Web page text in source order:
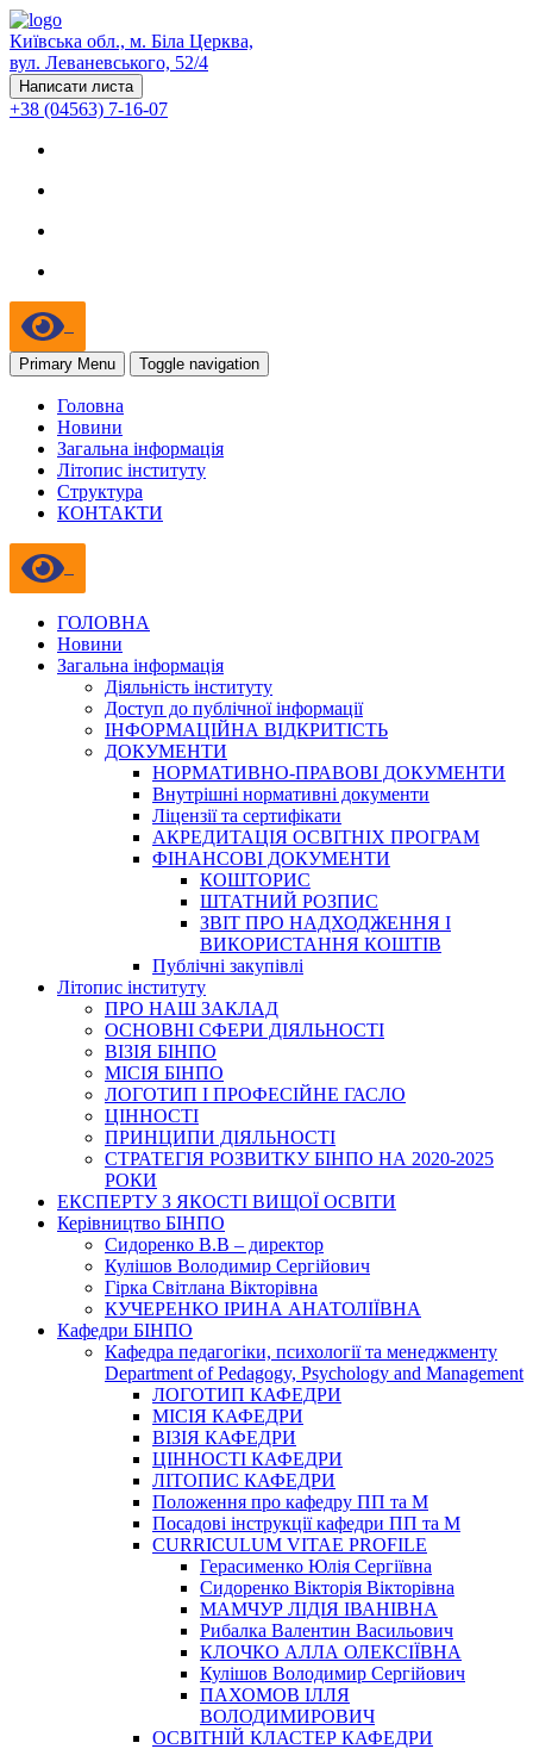
Київська обл., м. Біла Церква,
вул. Леваневського, 52/4
Написати листа
+38 (04563) 7-16-07
Primary Menu Toggle navigation
Головна
Новини
Загальна інформація
Літопис інституту
Структура
КОНТАКТИ
ГОЛОВНА
Новини
Загальна інформація
Діяльність інституту
Доступ до публічної інформації
ІНФОРМАЦІЙНА ВІДКРИТІСТЬ
ДОКУМЕНТИ
НОРМАТИВНО-ПРАВОВІ ДОКУМЕНТИ
Внутрішні нормативні документи
Ліцензії та сертифікати
АКРЕДИТАЦІЯ ОСВІТНІХ ПРОГРАМ
ФІНАНСОВІ ДОКУМЕНТИ
КОШТОРИС
ШТАТНИЙ РОЗПИС
ЗВІТ ПРО НАДХОДЖЕННЯ І
ВИКОРИСТАННЯ КОШТІВ
Публічні закупівлі
Літопис інституту
ПРО НАШ ЗАКЛАД
ОСНОВНІ СФЕРИ ДІЯЛЬНОСТІ
ВІЗІЯ БІНПО
МІСІЯ БІНПО
ЛОГОТИП І ПРОФЕСІЙНЕ ГАСЛО
ЦІННОСТІ
ПРИНЦИПИ ДІЯЛЬНОСТІ
СТРАТЕГІЯ РОЗВИТКУ БІНПО НА 2020-2025
РОКИ
ЕКСПЕРТУ З ЯКОСТІ ВИЩОЇ ОСВІТИ
Керівництво БІНПО
Сидоренко В.В – директор
Кулішов Володимир Сергійович
Гірка Світлана Вікторівна
КУЧЕРЕНКО ІРИНА АНАТОЛІЇВНА
Кафедри БІНПО
Кафедра педагогіки, психології та менеджменту
Department of Pedagogy, Psychology and Management
ЛОГОТИП КАФЕДРИ
МІСІЯ КАФЕДРИ
ВІЗІЯ КАФЕДРИ
ЦІННОСТІ КАФЕДРИ
ЛІТОПИС КАФЕДРИ
Положення про кафедру ПП та М
Посадові інструкції кафедри ПП та М
CURRICULUM VITAE PROFILE
Герасименко Юлія Сергіївна
Сидоренко Вікторія Вікторівна
МАМЧУР ЛІДІЯ ІВАНІВНА
Рибалка Валентин Васильович
КЛОЧКО АЛЛА ОЛЕКСІЇВНА
Кулішов Володимир Сергійович
ПАХОМОВ ІЛЛЯ
ВОЛОДИМИРОВИЧ
ОСВІТНІЙ КЛАСТЕР КАФЕДРИ